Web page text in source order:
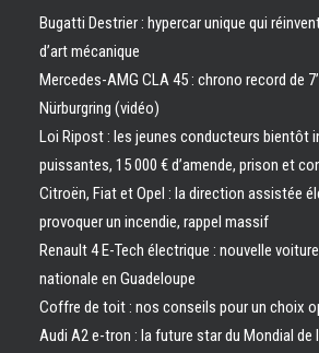
Bugatti Destrier : hypercar unique qui
d’art mécanique
Mercedes-AMG CLA 45 : chrono record de
Nürburgring (vidéo)
Loi Ripost : les jeunes conducteurs bientôt
puissantes, 15 000 € d’amende, prison et
Citroën, Fiat et Opel : la direction assistée
provoquer un incendie, rappel massif
Renault 4 E-Tech électrique : nouvelle
nationale en Guadeloupe
Coffre de toit : nos conseils pour un choix
Audi A2 e-tron : la future star du Mondial de